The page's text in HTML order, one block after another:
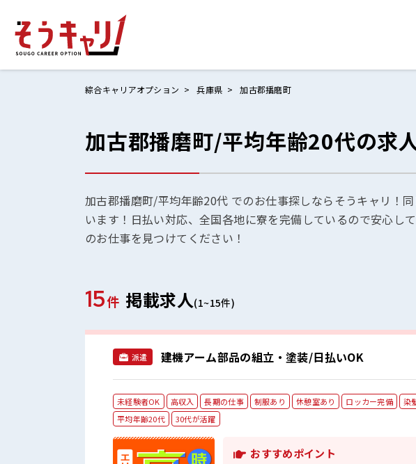
ホームにもどる
お気に入りリスト
お問い合わせ
綜合キャリアオプション 兵庫県 加古郡播磨町
加古郡播磨町/平均年齢20代の求
加古郡播磨町/平均年齢20代 でのお仕事探しならそうキャリ！
います！日払い対応、全国各地に寮を完備しているので安心し
のお仕事を見つけてください！
15件 掲載求人(1~15件)
派遣 建機アーム部品の組立・塗装/日払いOK
未経験者OK 高収入 長期の仕事 制服あり 休憩室あり ロッカー完備 染
平均年齢20代
30代が活躍
おすすめポイント